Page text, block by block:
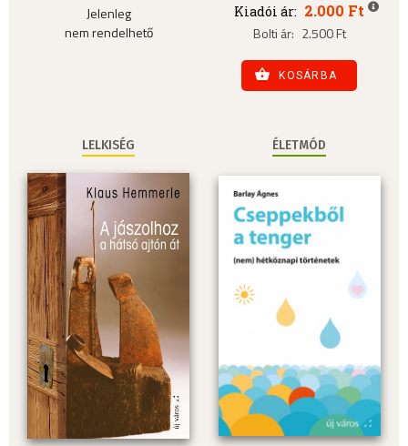
Jelenleg
nem rendelhető
Kiadói ár: 2.000 Ft
Bolti ár: 2.500 Ft
KOSÁRBA
LELKISÉG ÉLETMÓD